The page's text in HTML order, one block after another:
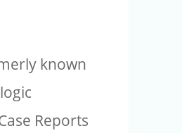
known
Reports